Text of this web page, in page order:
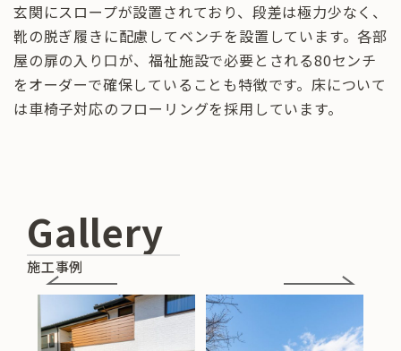
玄関にスロープが設置されており、段差は極力少なく、
靴の脱ぎ履きに配慮してベンチを設置しています。各部
屋の扉の入り口が、福祉施設で必要とされる80センチ
をオーダーで確保していることも特徴です。床について
は車椅子対応のフローリングを採用しています。
Gallery
施工事例